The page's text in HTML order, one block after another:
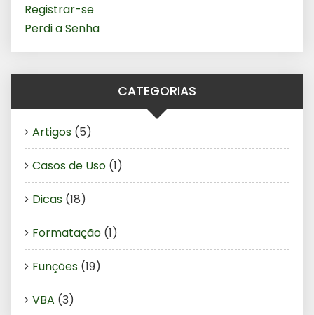
Registrar-se
Perdi a Senha
CATEGORIAS
Artigos (5)
Casos de Uso (1)
Dicas (18)
Formatação (1)
Funções (19)
VBA (3)